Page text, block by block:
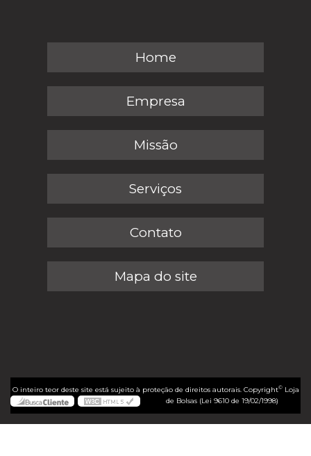
Home
Empresa
Missão
Serviços
Contato
Mapa do site
O inteiro teor deste site está sujeito à proteção de direitos autorais. Copyright©Loja
de Bolsas (Lei 9610 de 19/02/1998)